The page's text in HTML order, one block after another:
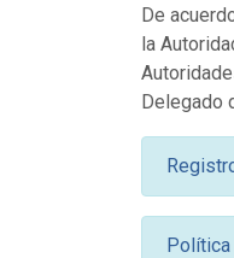
De
la
Delegado
Política